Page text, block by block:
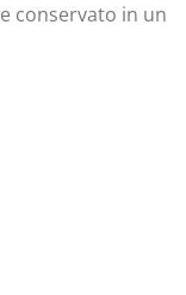
conservato in un